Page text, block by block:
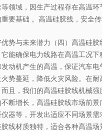
领域，因生产过程存在高温
要基础 。高温硅胶线，安全
势与未来潜力（四）高温硅
能确保电力线路在高温工况
动机产生的高温，保证汽车
势蔓延，降低火灾风险。在
且，我们的高温硅胶线机械
断增长，高温硅胶线市场前
器等，开发出适应不同场景
线材质独特，适合各种高温场
箱,接线
产,提供
限公司
毗邻104
通便利
，是国
发和热
术...
司
成立于2
光技术
广，在
的技术
生产销售